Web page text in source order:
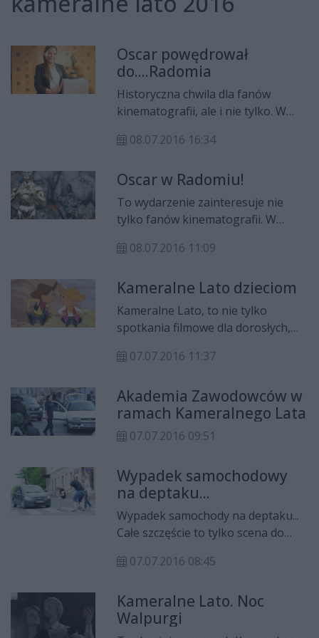
Oscar powędrował
do....Radomia
Historyczna chwila dla fanów
kinematografii, ale i nie tylko. W
Środowisk Twórczych i Galerii –
najważniejszą nagrodę filmową –
Oscara za film Ida, która została
użyczona festiwalowi przez
producenta filmu Piotra Dzięcioła i
dzięki temu poczuć namiastkę
08.07.2016 16:34
Oscar w Radomiu!
To wydarzenie zainteresuje nie
tylko fanów kinematografii. W
Twórczych - ŁAŹNI zostanie
za film „Ida” Pawła Pawlikowskiego.
08.07.2016 11:09
Kameralne Lato dzieciom
Kameralne Lato, to nie tylko
spotkania filmowe dla dorosłych,
Organizatorzy nie zapomnieli o
naszego miasta i specjalnie dla nich
przygotowali w czwartek (7 lipca) i
piątek (8 lipca) projekcje filmowe
Koziołka Matołka, a także uroczego
Reksia.
07.07.2016 11:37
Akademia Zawodowców w
ramach Kameralnego Lata
07.07.2016 09:51
Wypadek samochodowy
na deptaku...
Wypadek samochody na deptaku...
Całe szczęście to tylko scena do
Urzędem Miejskim w ramach
scenę kolizji drogowej. Wyglądało
naprawdę groźni i realistycznie.
07.07.2016 08:45
Kameralne Lato. Noc
Walpurgi